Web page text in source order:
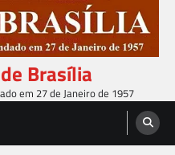
Brasília
em 27 de Janeiro de 1957